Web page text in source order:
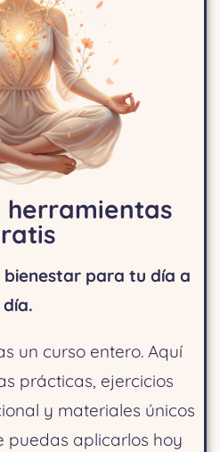
herramientas
bienestar para tu día a
día.
un curso entero. Aquí
prácticas, ejercicios
y materiales únicos
puedas aplicarlos hoy